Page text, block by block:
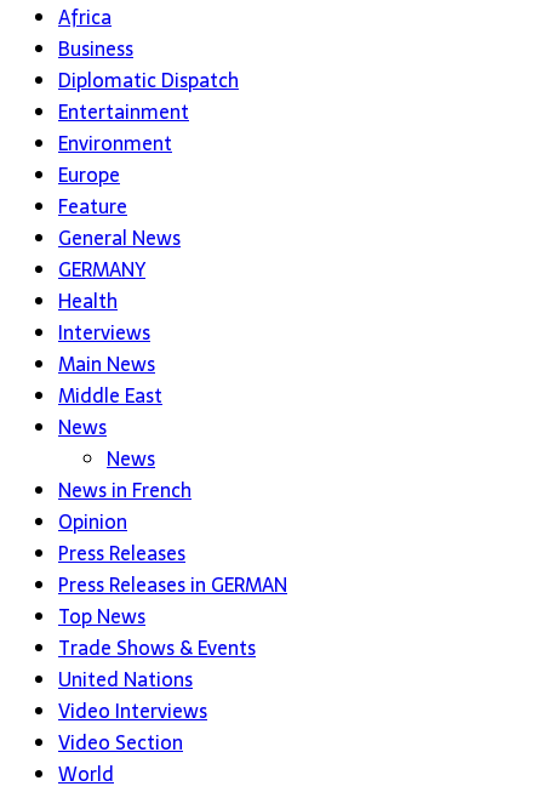
Africa
Business
Diplomatic Dispatch
Entertainment
Environment
Europe
Feature
General News
GERMANY
Health
Interviews
Main News
Middle East
News
News
News in French
Opinion
Press Releases
Press Releases in GERMAN
Top News
Trade Shows & Events
United Nations
Video Interviews
Video Section
World